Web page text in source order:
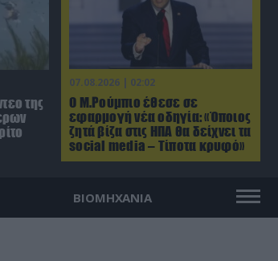
07.08.2026 | 02:02
Ο Μ.Ρούμπιο έθεσε σε
εφαρμογή νέα οδηγία: «Όποιος
ζητά βίζα στις ΗΠΑ θα δείχνει τα
social media – Τίποτα κρυφό»
της
ΒΙΟΜΗΧΑΝΙΑ